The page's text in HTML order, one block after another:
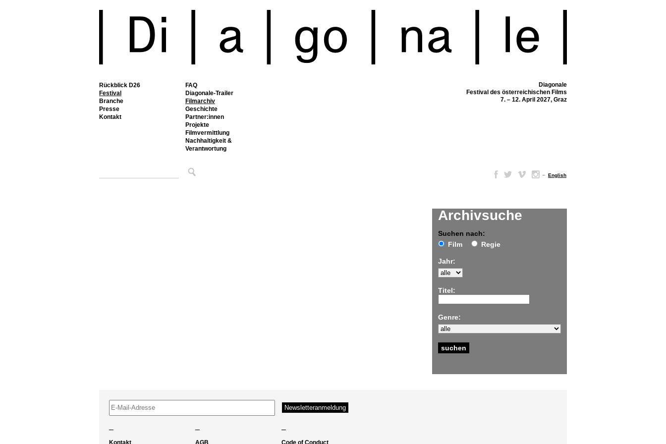
Rückblick D26
Festival
FAQ
Diagonale-Trailer
Filmarchiv
Geschichte
Partner:innen
Projekte
Filmvermittlung
Nachhaltigkeit &
Verantwortung
Branche
Presse
Kontakt
Diagonale
Festival des österreichischen Films
7. – 12. April 2027, Graz
– English
Archivsuche
Suchen nach:
Film
Regie
Jahr:
Titel:
Genre:
– – –
Kontakt AGB Code of Conduct